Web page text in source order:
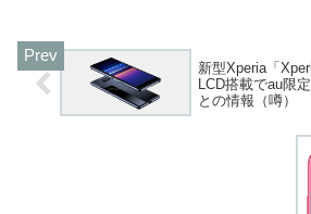
新型Xperia「
LCD搭載でau限
との情報（噂）